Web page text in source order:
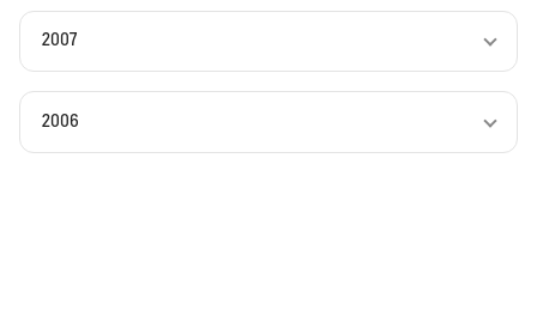
2007
2006